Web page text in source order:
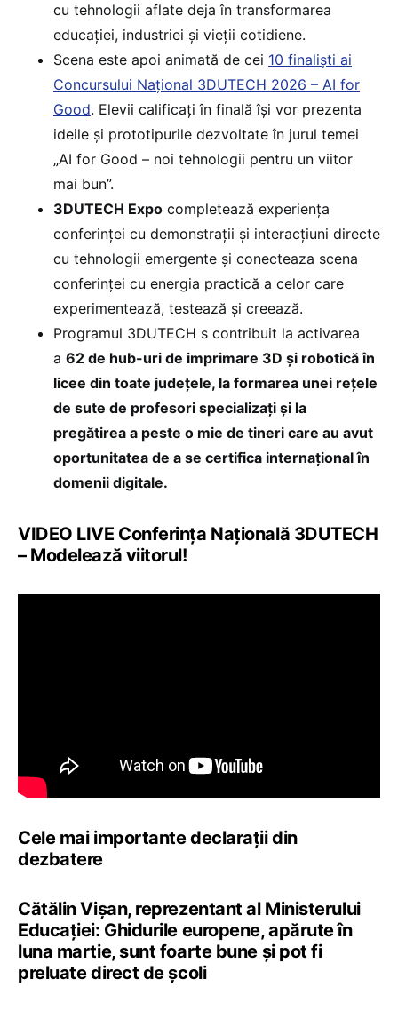
cu tehnologii aflate deja în transformarea
educației, industriei și vieții cotidiene.
Scena este apoi animată de cei 10 finaliști ai
Concursului Național 3DUTECH 2026 – AI for
Good. Elevii calificați în finală își vor prezenta
ideile și prototipurile dezvoltate în jurul temei
„AI for Good – noi tehnologii pentru un viitor
mai bun”.
3DUTECH Expo completează experiența
conferinței cu demonstrații și interacțiuni directe
cu tehnologii emergente și conecteaza scena
conferinței cu energia practică a celor care
experimentează, testează și creează.
Programul 3DUTECH s contribuit la activarea
a 62 de hub-uri de imprimare 3D și robotică în
licee din toate județele, la formarea unei rețele
de sute de profesori specializați și la
pregătirea a peste o mie de tineri care au avut
oportunitatea de a se certifica internațional în
domenii digitale.
VIDEO LIVE Conferința Națională 3DUTECH
– Modelează viitorul!
Cele mai importante declarații din
dezbatere
Cătălin Vișan, reprezentant al Ministerului
Educației: Ghidurile europene, apărute în
luna martie, sunt foarte bune și pot fi
preluate direct de școli